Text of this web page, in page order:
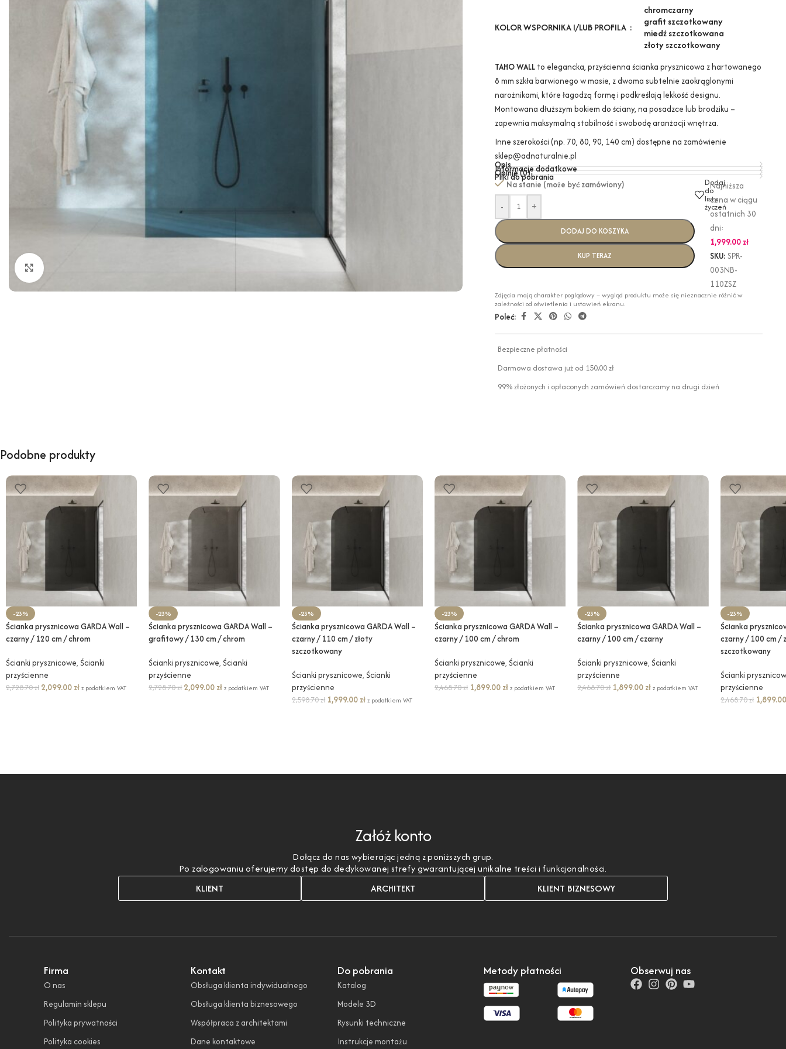
KOLOR WSPORNIKA I/LUB PROFILA
chromczarny
grafit szczotkowany
miedź szczotkowana
złoty szczotkowany
TAHO WALL to elegancka, przyścienna ścianka prysznicowa z hartowanego
8 mm szkła barwionego w masie, z dwoma subtelnie zaokrąglonymi
narożnikami, które łagodzą formę i podkreślają lekkość designu.
Montowana dłuższym bokiem do ściany, na posadzce lub brodziku –
zapewnia maksymalną stabilność i swobodę aranżacji wnętrza.
Inne szerokości (np. 70, 80, 90, 140 cm) dostępne na zamówienie
sklep@adnaturalnie.pl
Opis
Informacje dodatkowe
Opinie (0)
Pliki do pobrania
Na stanie (może być zamówiony)
-
+
DODAJ DO KOSZYKA
KUP TERAZ
Dodaj
do
listy
życzeń
Najniższa
cena w ciągu
ostatnich 30
dni:
1,999.00 zł
SKU:SPR-
003NB-
110ZSZ
Zdjęcia mają charakter poglądowy – wygląd produktu może się nieznacznie różnić w
zależności od oświetlenia i ustawień ekranu.
Poleć:
Bezpieczne płatności
Darmowa dostawa już od 150,00 zł
99% złożonych i opłaconych zamówień dostarczamy na drugi dzień
Podobne produkty
-23%
Ścianka prysznicowa GARDA Wall –
czarny / 120 cm / chrom
Ścianki prysznicowe, Ścianki
przyścienne
2,728.70zł 2,099.00 złz podatkiem VAT
-23%
Ścianka prysznicowa GARDA Wall –
grafitowy / 130 cm / chrom
Ścianki prysznicowe, Ścianki
przyścienne
2,728.70zł2,099.00 zł z podatkiem VAT
-23%
Ścianka prysznicowa GARDA Wall –
czarny / 110 cm / złoty
szczotkowany
Ścianki prysznicowe, Ścianki
przyścienne
2,598.70zł 1,999.00 zł z podatkiem VAT
-23%
Ścianka prysznicowa GARDA Wall –
czarny / 100 cm / chrom
Ścianki prysznicowe, Ścianki
przyścienne
2,468.70zł 1,899.00 złz podatkiem VAT
-23%
Ścianka prysznicowa GARDA Wall –
czarny / 100 cm / czarny
Ścianki prysznicowe, Ścianki
przyścienne
2,468.70zł 1,899.00 zł z podatkiem VAT
-23%
Ścianka
czarny / 100 cm /
szczotkowany
Ścianki
przyścienne
2,468.70zł
Załóż konto
Dołącz do nas wybierając jedną z poniższych grup.
Po zalogowaniu oferujemy dostęp do dedykowanej strefy gwarantującej unikalne treści i funkcjonalności.
KLIENT ARCHITEKT KLIENT BIZNESOWY
Firma
O nas
Regulamin sklepu
Polityka prywatności
Polityka cookies
Kontakt
Obsługa klienta indywidualnego
Obsługa klienta biznesowego
Współpraca z architektami
Dane kontaktowe
Do pobrania
Katalog
Modele 3D
Rysunki techniczne
Instrukcje montażu
Metody płatności Obserwuj nas